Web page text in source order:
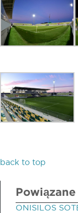
back to top
ONISILOS